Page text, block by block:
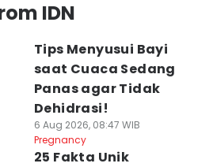
IDN
Tips Menyusui Bayi
saat Cuaca Sedang
Panas agar Tidak
Dehidrasi!
6 Aug 2026, 08:47 WIB
Pregnancy
25 Fakta Unik